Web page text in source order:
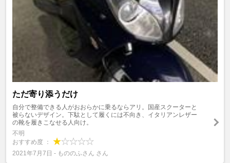
ただ寄り添うだけ
自分で整備できる人がおおらかに乗るならアリ。国産スクーターと
被らないデザイン。下駄として履くには不向き、イタリアンレザー
の靴を履きこなせる人向け。
不明
おすすめ度 ：
2021年7月7日 - もののふさん さん